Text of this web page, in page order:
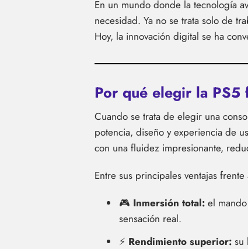
En un mundo donde la tecnología
necesidad. Ya no se trata solo de
Hoy, la innovación digital se ha
Por qué elegir la PS5
Cuando se trata de elegir una
potencia, diseño y experiencia de
con una fluidez impresionante,
Entre sus principales ventajas
🎮 Inmersión total: el
sensación real.
⚡ Rendimiento superior: su